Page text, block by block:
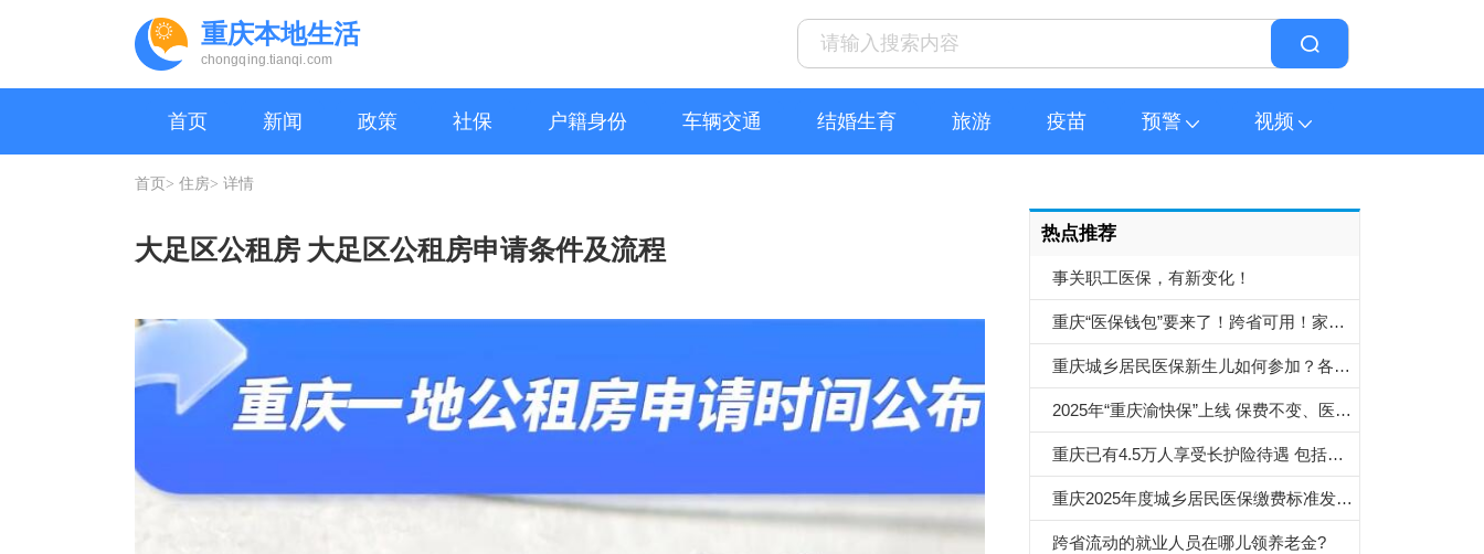
重庆本地生活
chongqing.tianqi.com
首页 新闻 政策 社保 户籍身份 车辆交通 结婚生育 旅游 疫苗 预警 视频
首页> 住房> 详情
大足区公租房 大足区公租房申请条件及流程
热点推荐
事关职工医保，有新变化！
重庆“医保钱包”要来了！跨省可用！家人共用！
重庆城乡居民医保新生儿如何参加？各位新手爸妈一文读懂！
2025年“重庆渝快保”上线 保费不变、医保内自付年免赔额降至1万元
重庆已有4.5万人享受长护险待遇 包括帮助进食、洗澡、理发等护理服务
重庆2025年度城乡居民医保缴费标准发布 一档400元、二档775元！
跨省流动的就业人员在哪儿领养老金?